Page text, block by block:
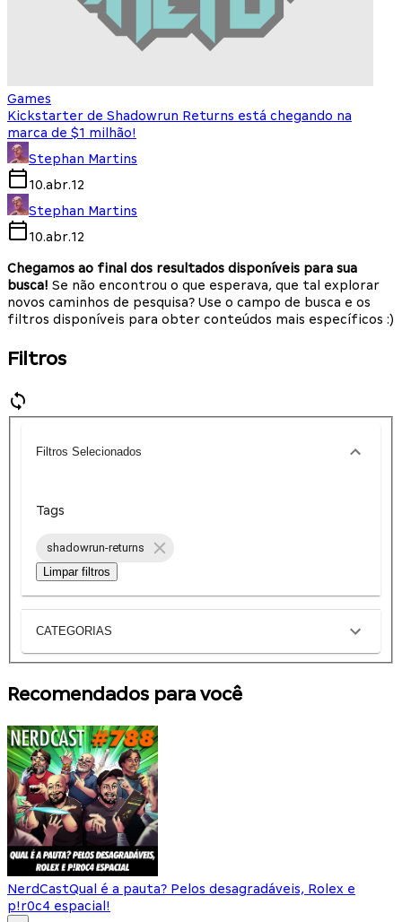
Games
Kickstarter de Shadowrun Returns está chegando na
marca de $1 milhão!
Stephan Martins
10.abr.12
Stephan Martins
10.abr.12
Chegamos ao final dos resultados disponíveis para sua
busca! Se não encontrou o que esperava, que tal explorar
novos caminhos de pesquisa? Use o campo de busca e os
filtros disponíveis para obter conteúdos mais específicos :)
Filtros
Filtros Selecionados
Tags
shadowrun-returns
Limpar filtros
CATEGORIAS
Recomendados para você
NerdCastQual é a pauta? Pelos desagradáveis, Rolex e
p!r0c4 espacial!